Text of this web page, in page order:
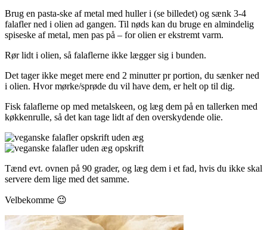
Brug en pasta-ske af metal med huller i (se billedet) og sænk 3-4
falafler ned i olien ad gangen. Til nøds kan du bruge en almindelig
spiseske af metal, men pas på – for olien er ekstremt varm.
Rør lidt i olien, så falaflerne ikke lægger sig i bunden.
Det tager ikke meget mere end 2 minutter pr portion, du sænker ned
i olien. Hvor mørke/sprøde du vil have dem, er helt op til dig.
Fisk falaflerne op med metalskeen, og læg dem på en tallerken med
køkkenrulle, så det kan tage lidt af den overskydende olie.
Tænd evt. ovnen på 90 grader, og læg dem i et fad, hvis du ikke skal
servere dem lige med det samme.
Velbekomme 😉